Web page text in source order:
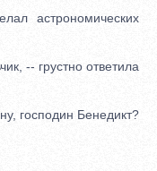
астрономических
-- грустно ответила
господин Бенедикт?